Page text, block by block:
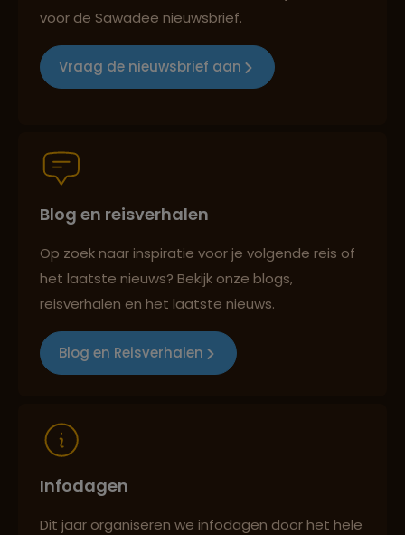
Groepsreizen mét indivuele vrijheid
Best beoordeelde reisroutes
Reizen met oog voor mens, cultuur en milieu
voor de Sawadee nieuwsbrief.
Vraag de nieuwsbrief aan
Blog en reisverhalen
Op zoek naar inspiratie voor je volgende reis of
het laatste nieuws? Bekijk onze blogs,
reisverhalen en het laatste nieuws.
Blog en Reisverhalen
Infodagen
Dit jaar organiseren we infodagen door het hele